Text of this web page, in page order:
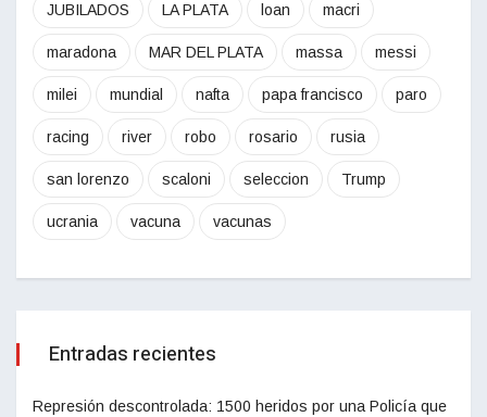
JUBILADOS LA PLATA loan macri
maradona MAR DEL PLATA massa messi
milei mundial nafta papa francisco paro
racing river robo rosario rusia
san lorenzo scaloni seleccion Trump
ucrania vacuna vacunas
Entradas recientes
Represión descontrolada: 1500 heridos por una Policía que